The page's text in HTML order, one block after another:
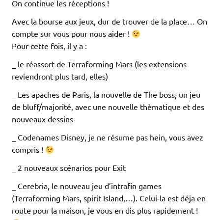
On continue les réceptions !
Avec la bourse aux jeux, dur de trouver de la place… On
compte sur vous pour nous aider !
Pour cette fois, il y a :
_ le réassort de Terraforming Mars (les extensions
reviendront plus tard, elles)
_ Les apaches de Paris, la nouvelle de The boss, un jeu
de bluff/majorité, avec une nouvelle thèmatique et des
nouveaux dessins
_ Codenames Disney, je ne résume pas hein, vous avez
compris !
_ 2 nouveaux scénarios pour Exit
_ Cerebria, le nouveau jeu d’intrafin games
(Terraforming Mars, spirit Island,…). Celui-la est déja en
route pour la maison, je vous en dis plus rapidement !